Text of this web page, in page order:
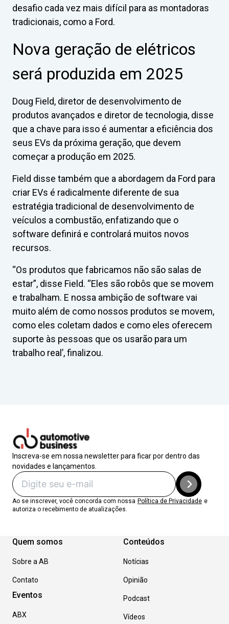
desafio cada vez mais difícil para as montadoras
tradicionais, como a Ford.
Nova geração de elétricos
será produzida em 2025
Doug Field, diretor de desenvolvimento de
produtos avançados e diretor de tecnologia, disse
que a chave para isso é aumentar a eficiência dos
seus EVs da próxima geração, que devem
começar a produção em 2025.
Field disse também que a abordagem da Ford para
criar EVs é radicalmente diferente de sua
estratégia tradicional de desenvolvimento de
veículos a combustão, enfatizando que o
software definirá e controlará muitos novos
recursos.
“Os produtos que fabricamos não são salas de
estar”, disse Field. “Eles são robôs que se movem
e trabalham. E nossa ambição de software vai
muito além de como nossos produtos se movem,
como eles coletam dados e como eles oferecem
suporte às pessoas que os usarão para um
trabalho real’, finalizou.
Inscreva-se em nossa newsletter para ficar por dentro das
novidades e lançamentos.
Ao se inscrever, você concorda com nossa Política de Privacidade e
autoriza o recebimento de atualizações.
Quem somos
Sobre a AB
Contato
Eventos
ABX
Conteúdos
Notícias
Opinião
Podcast
Vídeos